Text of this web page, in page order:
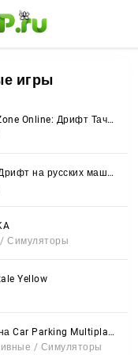
🌺
игры
Drive Zone Online: Дрифт Тачки
RCD - Дрифт на русских машинах
/ Симуляторы
Yellow
Читы на Car Parking Multiplayer 2 (Все открыто, Мод-Меню)
/ Симуляторы